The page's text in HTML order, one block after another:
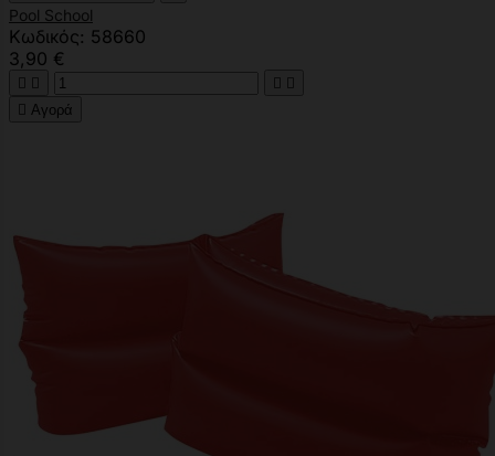
Pool School
Κωδικός: 58660
3,90 €
   
 Αγορά